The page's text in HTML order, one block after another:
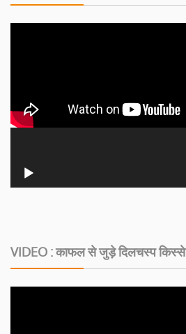
VIDEO : काफल से जुड़े दिलचस्‍प किस्‍से